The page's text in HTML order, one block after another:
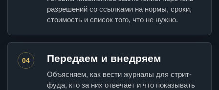
разрешений со ссылками на нормы, сроки,
стоимость и список того, что не нужно.
04 Передаем и внедряем
Объясняем, как вести журналы для стрит-
фуда, кто за них отвечает и что показывать